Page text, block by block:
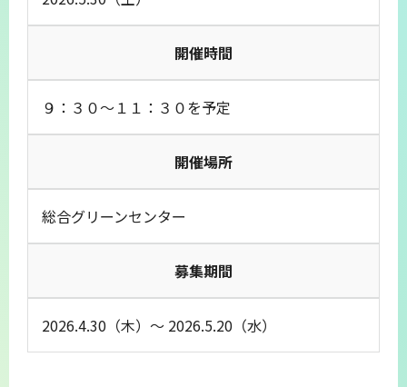
開催時間
９：３０～１１：３０を予定
開催場所
総合グリーンセンター
募集期間
2026.4.30（木）～ 2026.5.20（水）